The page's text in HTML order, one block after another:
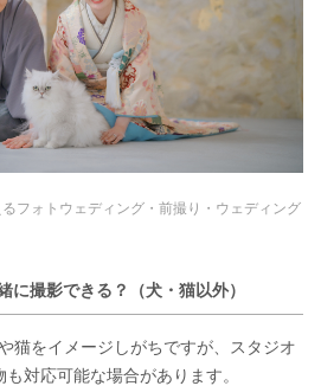
フォトウェディング・前撮り・ウェディング
に撮影できる？（犬・猫以外）
猫をイメージしがちですが、スタジオ
対応可能な場合があります。